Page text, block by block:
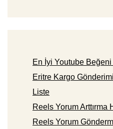
En İyi Youtube
Eritre Kargo Gönderimi
Liste
Reels Yorum Arttırma
Reels Yorum